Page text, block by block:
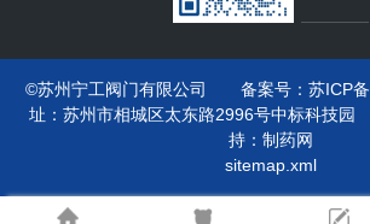
©苏州宁工阀门有限公司 备案号：苏ICP
址： 苏州市相城区太东路2996号中标科技园
持： 制药网
sitemap.xml